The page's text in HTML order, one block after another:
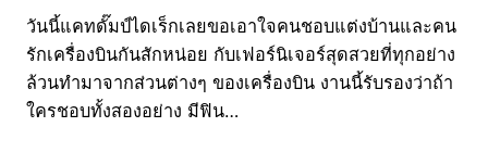
วันนี้แคทดั๊มป์ไดเร็กเลยขอเอาใจคนชอบแต่งบ้านและคน
รักเครื่องบินกันสักหน่อย กับเฟอร์นิเจอร์สุดสวยที่ทุกอย่าง
ล้วนทำมาจากส่วนต่างๆ ของเครื่องบิน งานนี้รับรองว่าถ้า
ใครชอบทั้งสองอย่าง มีฟิน…